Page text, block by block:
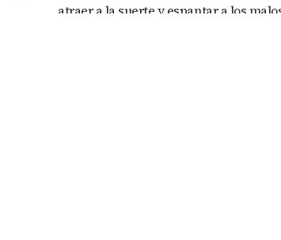
atraer a la suerte y espantar a los